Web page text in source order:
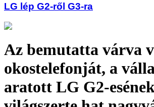
LG lép G2-ről G3-ra
Az bemutatta várva
okostelefonját, a
aratott LG G2-